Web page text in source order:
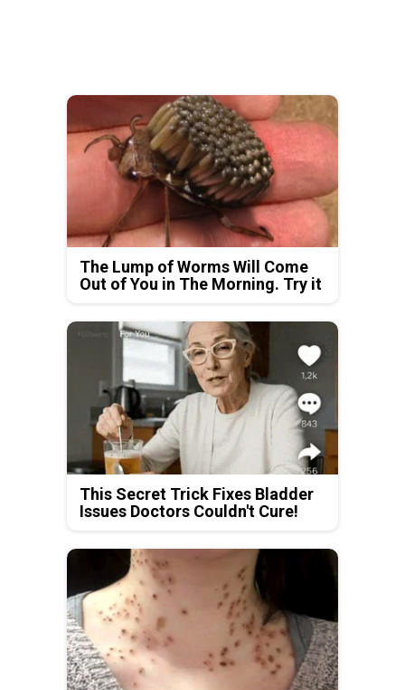
The Lump of Worms Will Come
Out of You in The Morning. Try it
This Secret Trick Fixes Bladder
Issues Doctors Couldn't Cure!